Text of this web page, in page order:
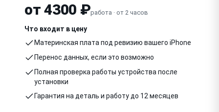
от 4300 ₽работа · от 2 часов
Что входит в цену
Материнская плата под ревизию вашего iPhone
Перенос данных, если это возможно
Полная проверка работы устройства после
установки
Гарантия на деталь и работу до 12 месяцев